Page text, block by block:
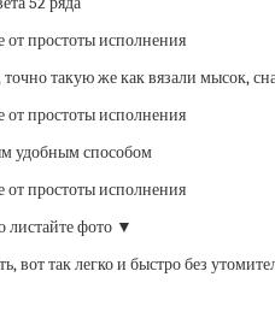
такую же как вязали мысок,
удобным способом
листайте фото ▼
так легко и быстро без